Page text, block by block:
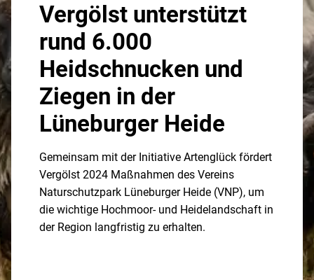
Vergölst unterstützt
rund 6.000
Heidschnucken und
Ziegen in der
Lüneburger Heide
Gemeinsam mit der Initiative Artenglück fördert
Vergölst 2024 Maßnahmen des Vereins
Naturschutzpark Lüneburger Heide (VNP), um
die wichtige Hochmoor- und Heidelandschaft in
der Region langfristig zu erhalten.